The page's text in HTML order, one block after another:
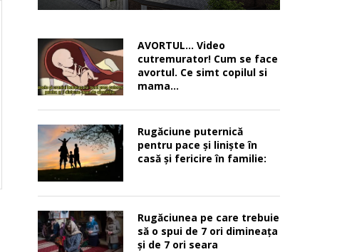
AVORTUL… Video
cutremurator! Cum se face
avortul. Ce simt copilul si
mama…
Rugăciune puternică
pentru pace şi linişte în
casă şi fericire în familie:
Rugăciunea pe care trebuie
să o spui de 7 ori dimineața
și de 7 ori seara